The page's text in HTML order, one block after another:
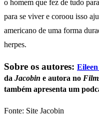
o homem que fez de tudo
para se viver e coroou isso
americano de uma forma
herpes.
Sobre os autores:
da Jacobin e autora no
também apresenta um
Fonte: Site Jacobin